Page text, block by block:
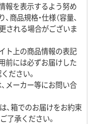
報を表示するよう努め
商品規格・仕様（容量、
される場合がございま
ト上の商品情報の表記
前には必ずお届けした
ださい。
メーカー等にお問い合
、箱でのお届けをお約束
了承ください。